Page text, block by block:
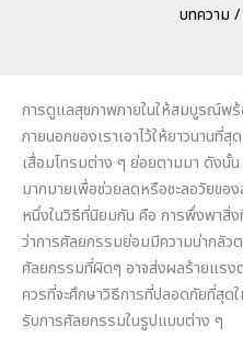
บทความ /
การดูแลสุขภาพภายในให้สมบูรณ์พร้
ภายนอกของเราเอาไว้ให้ยาวนานที่
เสื่อมโทรมต่าง ๆ ย่อยตามมา ดังนั้
มากมายเพื่อช่วยลดหรือชะลอวัยขอ
หนึ่งในวิธีที่นิยมกัน คือ การพึ่งพาสิ่ง
ว่าการศัลยกรรมย่อมมีความน่ากลัว
ศัลยกรรมที่ผิดๆ อาจส่งผลร้ายแรง
ควรที่จะศึกษาวิธีการที่ปลอดภัยที่สุดใ
รับการศัลยกรรมในรูปแบบต่าง ๆ